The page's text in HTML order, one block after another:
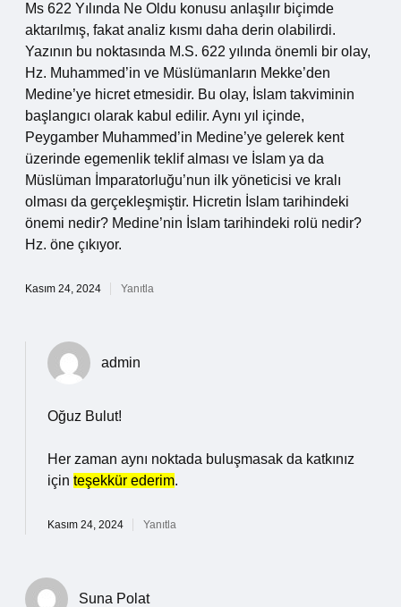
Ms 622 Yılında Ne Oldu konusu anlaşılır biçimde
aktarılmış, fakat analiz kısmı daha derin olabilirdi.
Yazının bu noktasında M.S. 622 yılında önemli bir olay,
Hz. Muhammed’in ve Müslümanların Mekke’den
Medine’ye hicret etmesidir. Bu olay, İslam takviminin
başlangıcı olarak kabul edilir. Aynı yıl içinde,
Peygamber Muhammed’in Medine’ye gelerek kent
üzerinde egemenlik teklif alması ve İslam ya da
Müslüman İmparatorluğu’nun ilk yöneticisi ve kralı
olması da gerçekleşmiştir. Hicretin İslam tarihindeki
önemi nedir? Medine’nin İslam tarihindeki rolü nedir?
Hz. öne çıkıyor.
Kasım 24, 2024 Yanıtla
admin
Oğuz Bulut!
Her zaman aynı noktada buluşmasak da katkınız
için teşekkür ederim.
Kasım 24, 2024 Yanıtla
Suna Polat